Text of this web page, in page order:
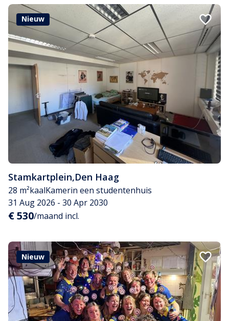
Nieuw
Stamkartplein,Den Haag
28 m²kaalKamerin een studentenhuis
31 Aug 2026 - 30 Apr 2030
€ 530/maand incl.
Nieuw